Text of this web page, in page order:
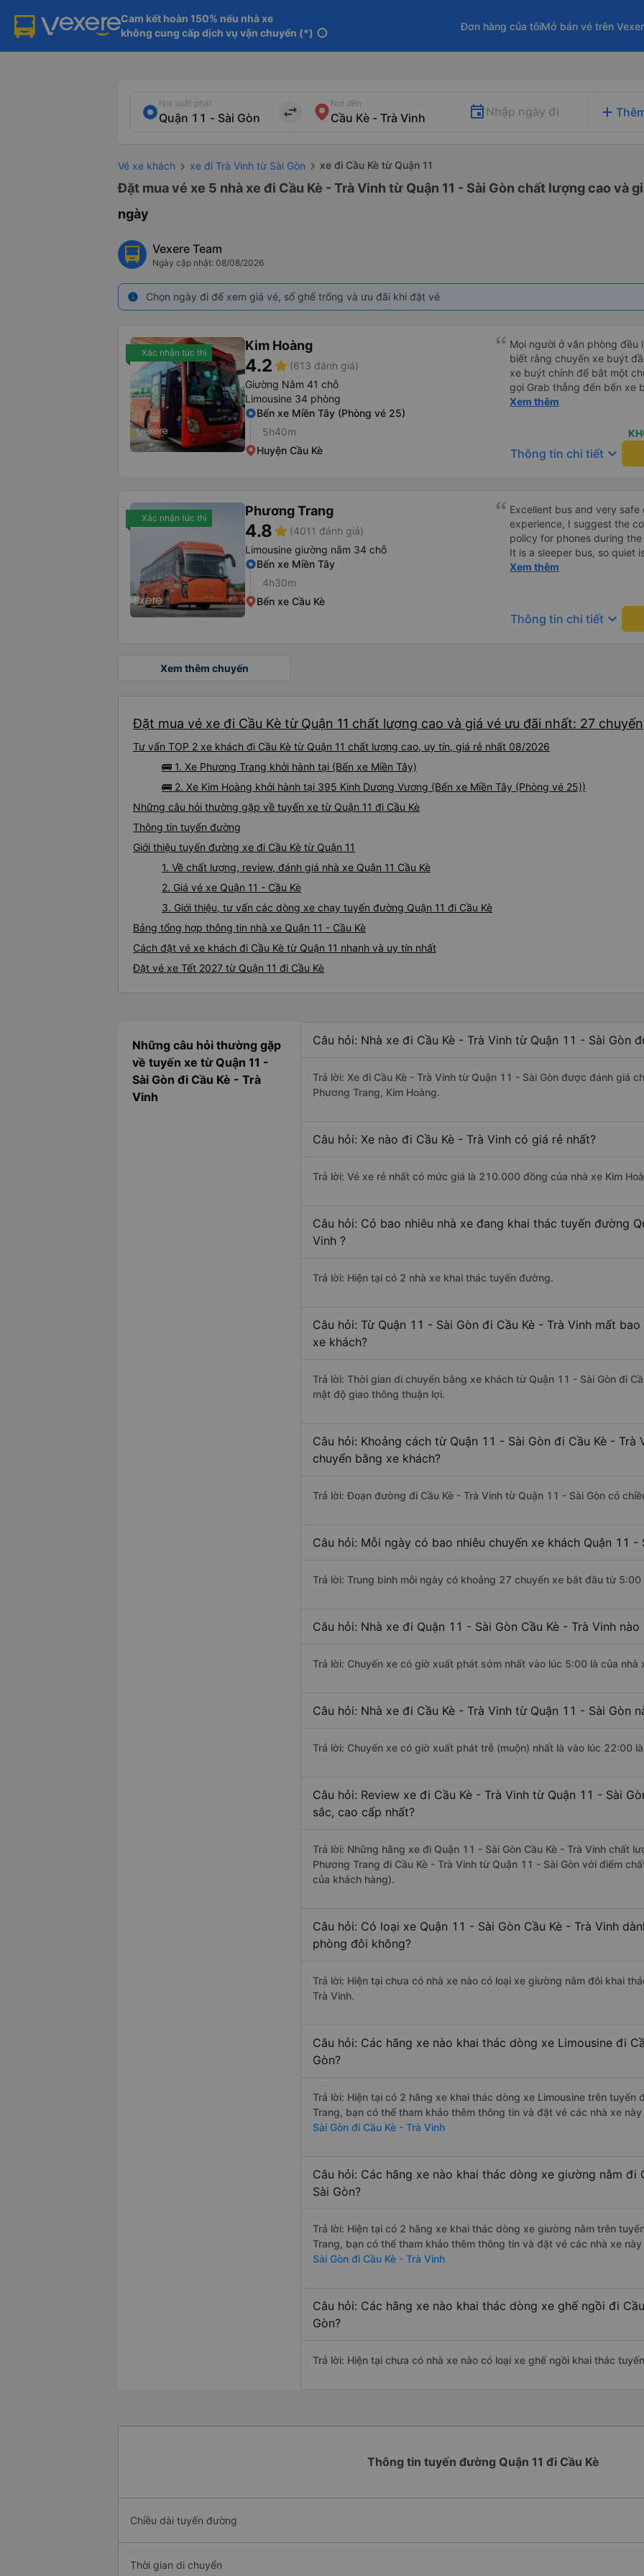
Cam kết hoàn 150% nếu nhà xe
không cung cấp dịch vụ vận chuyển (*) info
Đơn hàng của tôiMở bán vé trên
Nơi xuất phát
import_export
Nơi đến
Nhập ngày đi add
Vé xe khách xe đi Trà Vinh từ Sài Gòn xe đi Cầu Kè từ Quận 11
Đặt mua vé xe 5 nhà xe đi Cầu Kè - Trà Vinh từ Quận 11 - Sài Gòn chất lượng cao và
ngày
Vexere Team
Ngày cập nhật: 08/08/2026
info Chọn ngày đi để xem giá vé, số ghế trống và ưu đãi khi đặt vé
Xác nhận tức thì Kim Hoàng
4.2star (613 đánh giá)
Giường Nằm 41 chỗ
Limousine 34 phòng
Bến xe Miền Tây (Phòng vé 25)
5h40m
Huyện Cầu Kè
Mọi người ở văn phòng
biết rằng chuyến xe buýt
xe buýt chính để bắt một
gọi Grab thẳng đến bến xe
không phải mang vác hành
Xem thêm
Thông tin chi tiết keyboard_arrow_down
Xác nhận tức thì Phương Trang
4.8star (4011 đánh giá)
Limousine giường nằm 34 chỗ
Bến xe Miền Tây
4h30m
Bến xe Cầu Kè
Excellent bus and very
experience, I suggest the
policy for phones during
It is a sleeper bus, so quiet
Wi-Fi password clearly
hơn, tôi góp ý nhà xe nên
lặng (tắt âm thanh điện
Xem thêm
Thông tin chi tiết keyboard_arrow_down
Xem thêm chuyến
Đặt mua vé xe đi Cầu Kè từ Quận 11 chất lượng cao và giá vé ưu đãi nhất: 27 chuyến
Tư vấn TOP 2 xe khách đi Cầu Kè từ Quận 11 chất lượng cao, uy tín, giá rẻ nhất 08/2026
🚌 1. Xe Phương Trang khởi hành tại (Bến xe Miền Tây)
🚌 2. Xe Kim Hoàng khởi hành tại 395 Kinh Dương Vương (Bến xe Miền Tây (Phòng vé 25))
Những câu hỏi thường gặp về tuyến xe từ Quận 11 đi Cầu Kè
Thông tin tuyến đường
Giới thiệu tuyến đường xe đi Cầu Kè từ Quận 11
1. Về chất lượng, review, đánh giá nhà xe Quận 11 Cầu Kè
2. Giá vé xe Quận 11 - Cầu Kè
3. Giới thiệu, tư vấn các dòng xe chạy tuyến đường Quận 11 đi Cầu Kè
Bảng tổng hợp thông tin nhà xe Quận 11 - Cầu Kè
Cách đặt vé xe khách đi Cầu Kè từ Quận 11 nhanh và uy tín nhất
Đặt vé xe Tết 2027 từ Quận 11 đi Cầu Kè
Những câu hỏi thường gặp
về tuyến xe từ Quận 11 -
Sài Gòn đi Cầu Kè - Trà
Vinh
Câu hỏi: Nhà xe đi Cầu Kè - Trà Vinh từ Quận 11 - Sài Gòn
Trả lời: Xe đi Cầu Kè - Trà Vinh từ Quận 11 - Sài Gòn được đánh giá
Phương Trang, Kim Hoàng.
Câu hỏi: Xe nào đi Cầu Kè - Trà Vinh có giá rẻ nhất?
Trả lời: Vé xe rẻ nhất có mức giá là 210.000 đồng của nhà xe Kim
Câu hỏi: Có bao nhiêu nhà xe đang khai thác tuyến đường
Vinh ?
Trả lời: Hiện tại có 2 nhà xe khai thác tuyến đường.
Câu hỏi: Từ Quận 11 - Sài Gòn đi Cầu Kè - Trà Vinh mất
xe khách?
Trả lời: Thời gian di chuyển bằng xe khách từ Quận 11 - Sài Gòn đi
mật độ giao thông thuận lợi.
Câu hỏi: Khoảng cách từ Quận 11 - Sài Gòn đi Cầu Kè - Trà
chuyển bằng xe khách?
Trả lời: Đoạn đường đi Cầu Kè - Trà Vinh từ Quận 11 - Sài Gòn có
Câu hỏi: Mỗi ngày có bao nhiêu chuyến xe khách Quận 11 -
Trả lời: Trung bình mỗi ngày có khoảng 27 chuyến xe bắt đầu từ
Câu hỏi: Nhà xe đi Quận 11 - Sài Gòn Cầu Kè - Trà Vinh
Trả lời: Chuyến xe có giờ xuất phát sớm nhất vào lúc 5:00 là của nhà
Câu hỏi: Nhà xe đi Cầu Kè - Trà Vinh từ Quận 11 - Sài Gòn
Trả lời: Chuyến xe có giờ xuất phát trễ (muộn) nhất là vào lúc 22:00
Câu hỏi: Review xe đi Cầu Kè - Trà Vinh từ Quận 11 - Sài
sắc, cao cấp nhất?
Trả lời: Những hãng xe đi Quận 11 - Sài Gòn Cầu Kè - Trà Vinh chất
Phương Trang đi Cầu Kè - Trà Vinh từ Quận 11 - Sài Gòn với điểm
của khách hàng).
Câu hỏi: Có loại xe Quận 11 - Sài Gòn Cầu Kè - Trà Vinh
phòng đôi không?
Trả lời: Hiện tại chưa có nhà xe nào có loại xe giường nằm đôi khai
Trà Vinh.
Câu hỏi: Các hãng xe nào khai thác dòng xe Limousine đi
Gòn?
Trả lời: Hiện tại có 2 hãng xe khai thác dòng xe Limousine trên tuyến
Trang, bạn có thể tham khảo thêm thông tin và đặt vé các nhà xe
Sài Gòn đi Cầu Kè - Trà Vinh
Câu hỏi: Các hãng xe nào khai thác dòng xe giường nằm đi
Sài Gòn?
Trả lời: Hiện tại có 2 hãng xe khai thác dòng xe giường nằm trên
Trang, bạn có thể tham khảo thêm thông tin và đặt vé các nhà xe
Sài Gòn đi Cầu Kè - Trà Vinh
Câu hỏi: Các hãng xe nào khai thác dòng xe ghế ngồi đi
Gòn?
Trả lời: Hiện tại chưa có nhà xe nào có loại xe ghế ngồi khai thác
Thông tin tuyến đường Quận 11 đi Cầu Kè
Chiều dài tuyến đường
Thời gian di chuyển